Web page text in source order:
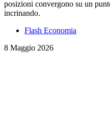
posizioni convergono su un
incrinando.
Flash Economia
8 Maggio 2026